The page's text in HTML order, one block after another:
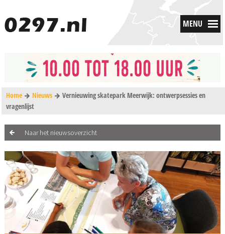
MENU
Home Nieuws
Vernieuwing skatepark Meerwijk: ontwerpsessies en
vragenlijst
Naar het nieuwsoverzicht